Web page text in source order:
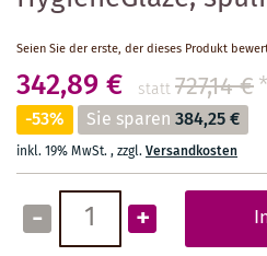
Seien Sie der erste, der dieses Produkt
342,89 € statt727,14 €
-53% Sie sparen 384,25 €
inkl. 19% MwSt.,zzgl.Versandkosten
- +